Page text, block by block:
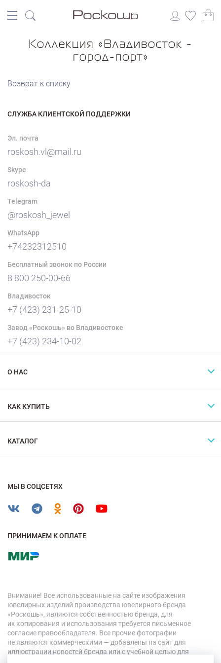
Коллекция «Владивосток -
город-порт»
Возврат к списку
СЛУЖБА КЛИЕНТСКОЙ ПОДДЕРЖКИ
Эл. почта
roskosh.vl@mail.ru
Skype
roskosh-da
Telegram
@roskosh_jewel
WhatsApp
+74232312510
Бесплатный звонок по России
8 800 250-00-66
Владивосток
+7 (423) 231-25-10
Завод «Роскошь» во Владивостоке
+7 (423) 234-10-02
О НАС
КАК КУПИТЬ
КАТАЛОГ
МЫ В СОЦСЕТЯХ
ПРИНИМАЕМ К ОПЛАТЕ
Внимание! Все использованные на сайте изображения
ювелирных изделий производства ювелирного бренда
«Роскошь», являются собственностью бренда, для
их копирования и использования требуется письменное
согласие правообладателя. Все прочие фотографии
не являются коммерческими — добавлены на сайт для
иллюстрации новостей бренда или с учебной целью для